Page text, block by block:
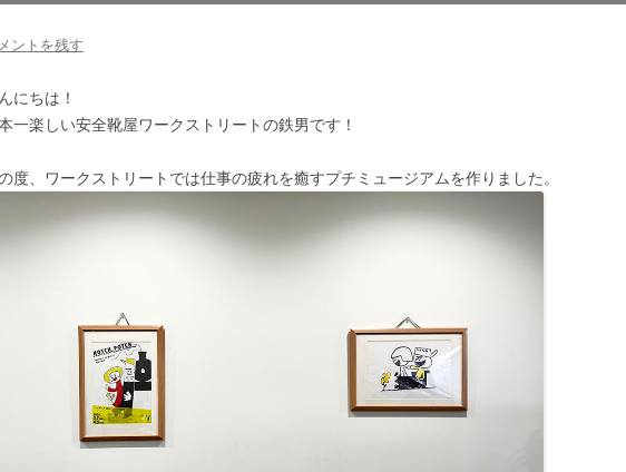
ントを残す
にちは！
一楽しい安全靴屋ワークストリートの鉄男です！
度、ワークストリートでは仕事の疲れを癒すプチミュージアムを作りました。